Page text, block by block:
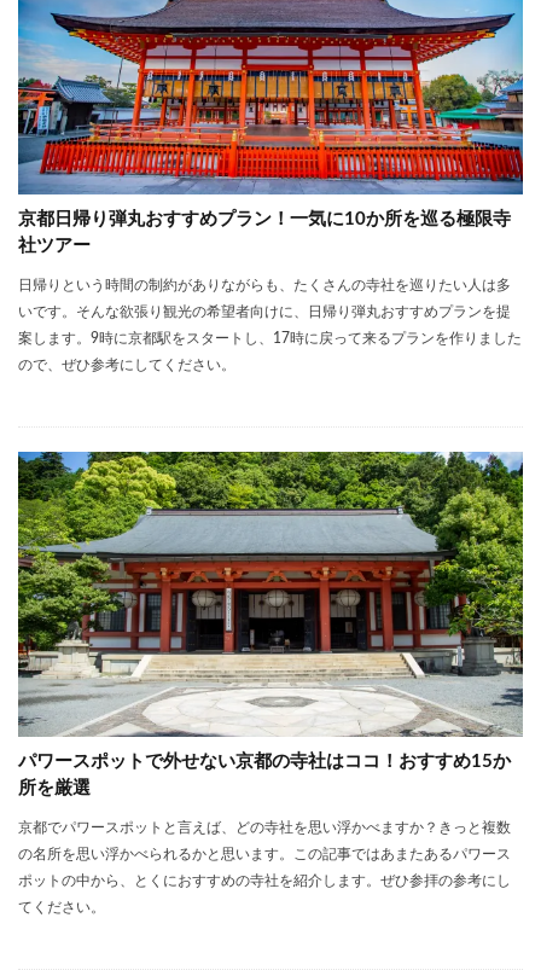
京都日帰り弾丸おすすめプラン！一気に10か所を巡る極限寺
社ツアー
日帰りという時間の制約がありながらも、たくさんの寺社を巡りたい人は多
いです。そんな欲張り観光の希望者向けに、日帰り弾丸おすすめプランを提
案します。9時に京都駅をスタートし、17時に戻って来るプランを作りました
ので、ぜひ参考にしてください。
パワースポットで外せない京都の寺社はココ！おすすめ15か
所を厳選
京都でパワースポットと言えば、どの寺社を思い浮かべますか？きっと複数
の名所を思い浮かべられるかと思います。この記事ではあまたあるパワース
ポットの中から、とくにおすすめの寺社を紹介します。ぜひ参拝の参考にし
てください。